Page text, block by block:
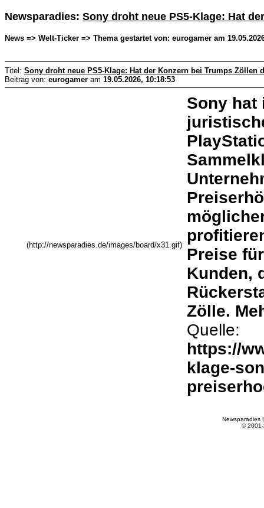
Newsparadies: Sony droht neue PS5-Klage: Hat
News => Welt-Ticker => Thema gestartet von: eurogamer am
Titel: Sony droht neue PS5-Klage: Hat der Konzern bei Trumps Zöllen
Beitrag von: eurogamer am 19.05.2026, 10:18:53
(http://newsparadies.de/images/board/x31.gif)
Sony hat
Preise
Kunden,
Zölle.
Quelle:
https://
klage-
Newsparadies
©